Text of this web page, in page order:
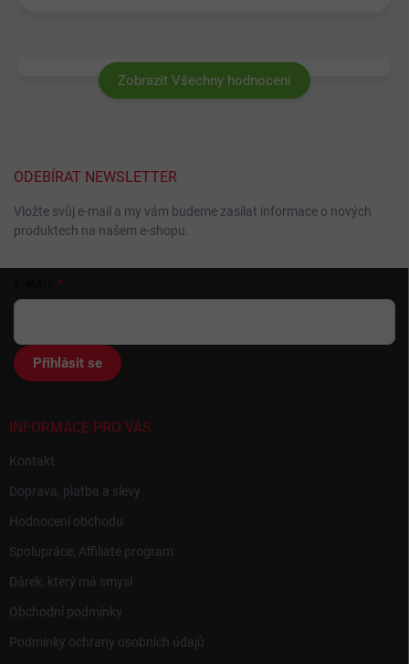
Zobrazit Všechny hodnocení
ODEBÍRAT NEWSLETTER
Vložte svůj e-mail a my vám budeme zasílat informace o nových
produktech na našem e-shopu.
Přihlásit se
INFORMACE PRO VÁS
Kontakt
Doprava, platba a slevy
Hodnocení obchodu
Spolupráce, Affiliate program
Dárek, který má smysl
Obchodní podmínky
Podmínky ochrany osobních údajů